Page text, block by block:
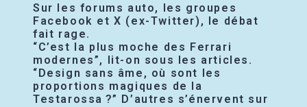
Sur les forums auto, les groupes
Facebook et X (ex-Twitter), le débat
fait rage.
“C’est la plus moche des Ferrari
modernes”, lit-on sous les articles.
“Design sans âme, où sont les
proportions magiques de la
Testarossa ?” D’autres s’énervent sur